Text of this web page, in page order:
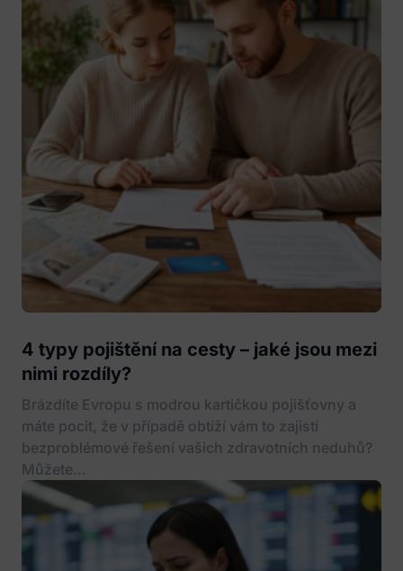
4 typy pojištění na cesty – jaké jsou mezi
nimi rozdíly?
Brázdíte Evropu s modrou kartičkou pojišťovny a
máte pocit, že v případě obtíží vám to zajistí
bezproblémové řešení vašich zdravotních neduhů?
Můžete...